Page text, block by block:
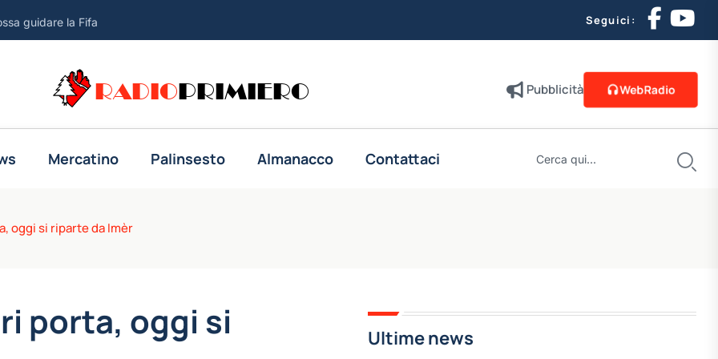
guidare la Fifa
della pausa estiva
con 165 sì, è legge
Seguici:
RADIOPRIMIERO Pubblicità WebRadio
Mercatino Palinsesto Almanacco Contattaci
oggi si riparte da Imèr
porta, oggi si
Ultime news